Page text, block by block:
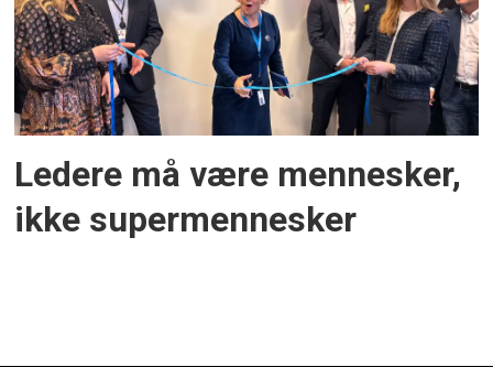
Ledere må være mennesker,
ikke supermennesker